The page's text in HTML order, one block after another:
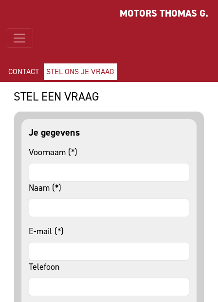
MOTORS THOMAS G.
CONTACT STEL ONS JE VRAAG
STEL EEN VRAAG
Je gegevens
Voornaam (*)
Naam (*)
E-mail (*)
Telefoon